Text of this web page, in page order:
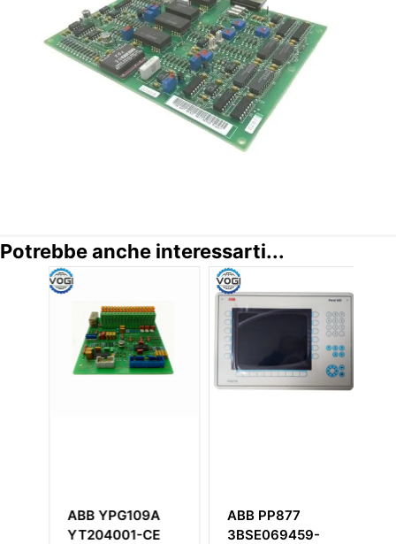
Potrebbe anche interessarti...
ABB YPG109A
YT204001-CE
ABB PP877
3BSE069459-